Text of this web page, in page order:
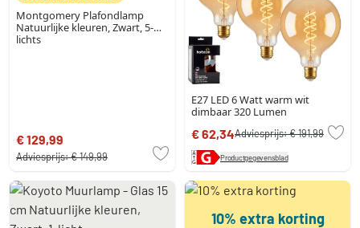
Montgomery Plafondlamp
Natuurlijke kleuren, Zwart, 5-
lichts
€ 129,99
Adviesprijs:€ 149,99
E27 LED 6 Watt warm wit
dimbaar 320 Lumen
€ 62,34Adviesprijs:€ 191,99
Productgegevensblad
10% extra korting